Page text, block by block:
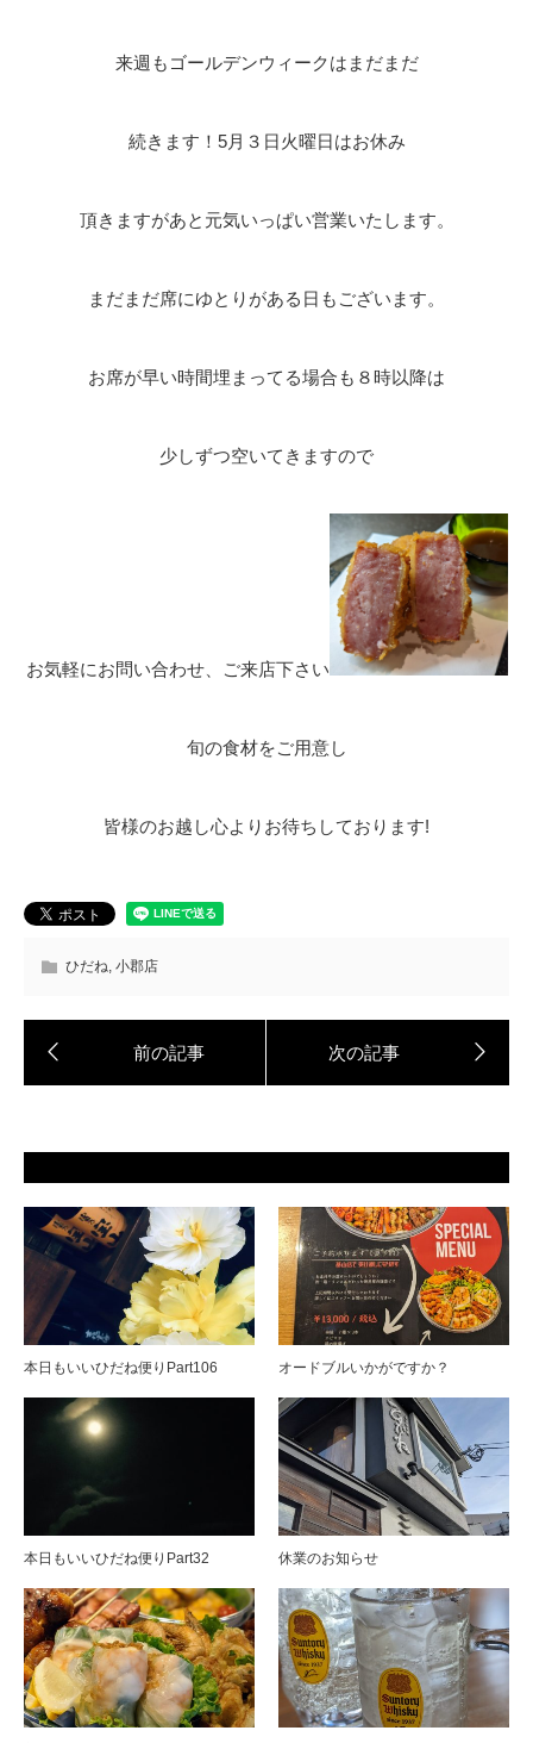
来週もゴールデンウィークはまだまだ
続きます！5月３日火曜日はお休み
頂きますがあと元気いっぱい営業いたします。
まだまだ席にゆとりがある日もございます。
お席が早い時間埋まってる場合も８時以降は
少しずつ空いてきますので
お気軽にお問い合わせ、ご来店下さい
旬の食材をご用意し
皆様のお越し心よりお待ちしております!
ひだね 小郡店
本日もいいひだね便りPart106 オードブルいかがですか？
本日もいいひだね便りPart32 休業のお知らせ